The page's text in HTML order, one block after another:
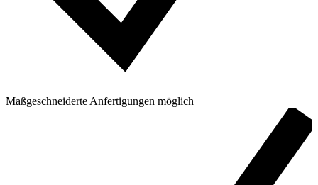
Maßgeschneiderte Anfertigungen möglich